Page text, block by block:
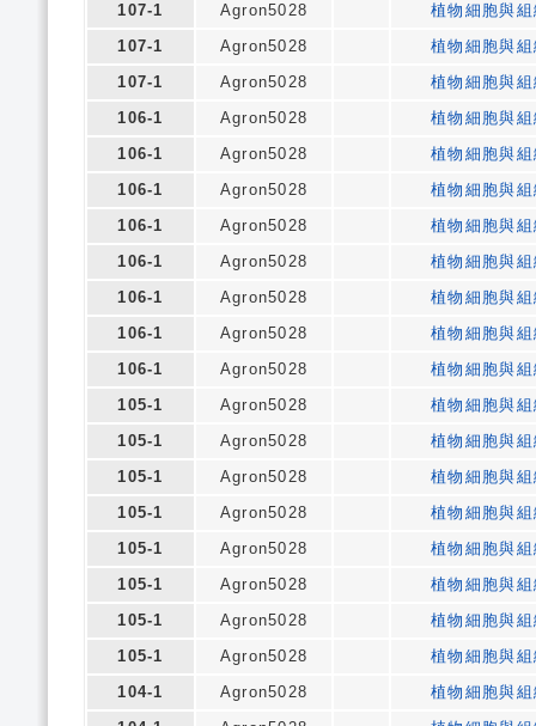
107-1
Agron5028
植物細胞與
107-1
Agron5028
植物細胞與
107-1
Agron5028
植物細胞與
106-1
Agron5028
植物細胞與
106-1
Agron5028
植物細胞與
106-1
Agron5028
植物細胞與
106-1
Agron5028
植物細胞與
106-1
Agron5028
植物細胞與
106-1
Agron5028
植物細胞與
106-1
Agron5028
植物細胞與
106-1
Agron5028
植物細胞與
105-1
Agron5028
植物細胞與
105-1
Agron5028
植物細胞與
105-1
Agron5028
植物細胞與
105-1
Agron5028
植物細胞與
105-1
Agron5028
植物細胞與
105-1
Agron5028
植物細胞與
105-1
Agron5028
植物細胞與
105-1
Agron5028
植物細胞與
104-1
Agron5028
植物細胞與